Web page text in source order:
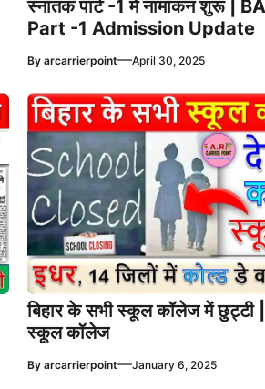
स्नातक पार्ट -1 में नामांकन शुरू |
Part -1 Admission Update
By arcarrierpoint—April 30, 2025
बिहार के सभी स्कूल कॉलेज में
स्कूल कॉलेज
By arcarrierpoint—January 6, 2025